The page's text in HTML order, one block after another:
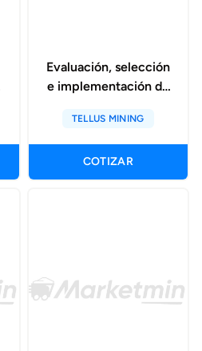
Evaluación, selección
e implementación de
de colisión
TELLUS MINING
COTIZAR